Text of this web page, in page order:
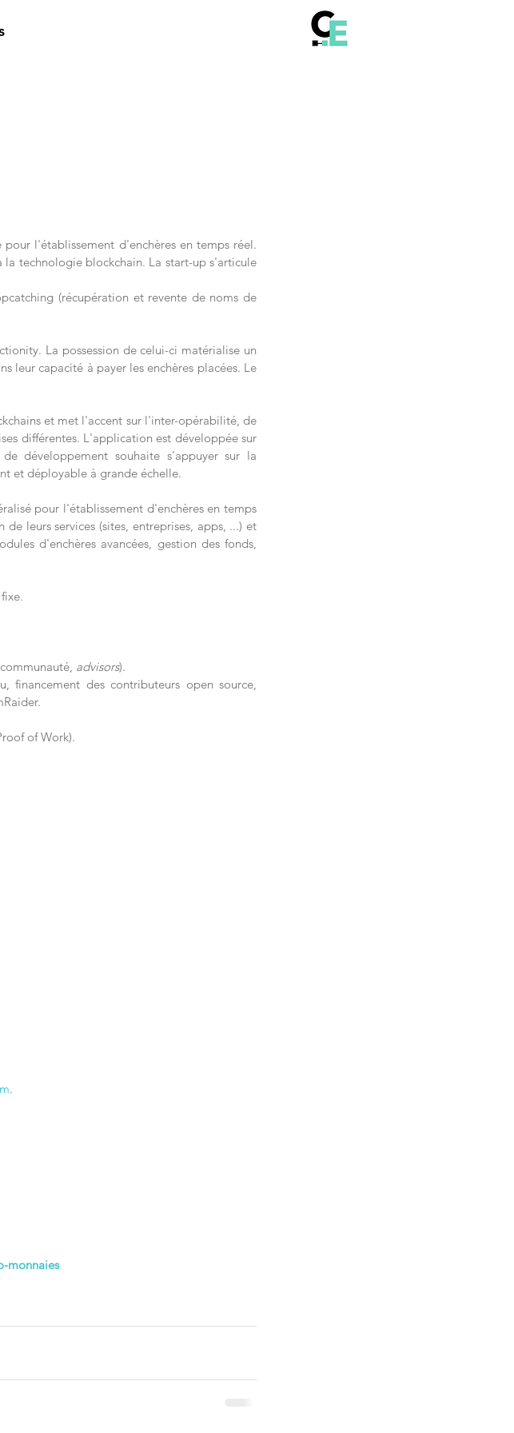
l'établissement d'enchères en temps réel.
technologie blockchain. La start-up s'articule
(récupération et revente de noms de
La possession de celui-ci matérialise un
leur capacité à payer les enchères placées. Le
et met l'accent sur l'inter-opérabilité, de
différentes. L'application est développée sur
développement souhaite s'appuyer sur la
et déployable à grande échelle.
pour l'établissement d'enchères en temps
leurs services (sites, entreprises, apps, ...) et
d'enchères avancées, gestion des fonds,
advisors).
des contributeurs open source,
of Work).
.
monnaies